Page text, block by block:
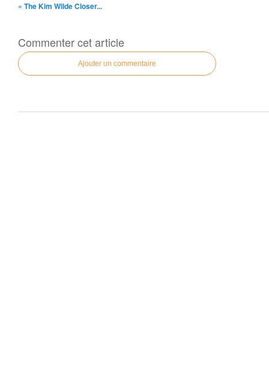
« The Kim Wilde Closer...
Commenter cet article
Ajouter un commentaire